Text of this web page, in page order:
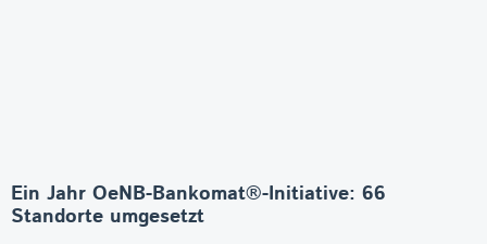
Ein Jahr OeNB-Bankomat®-Initiative: 66
Standorte umgesetzt